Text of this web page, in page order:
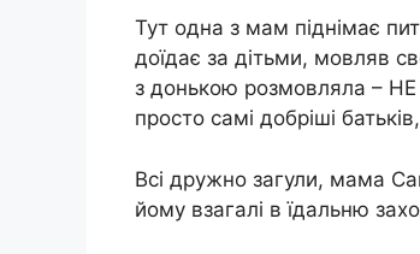
Тут одна з мам піднімає
доїдає за дітьми, мовляв
з донькою розмовляла – НЕ
просто самі добріші
Всі дружно загули, мама
йому взагалі в їдальню